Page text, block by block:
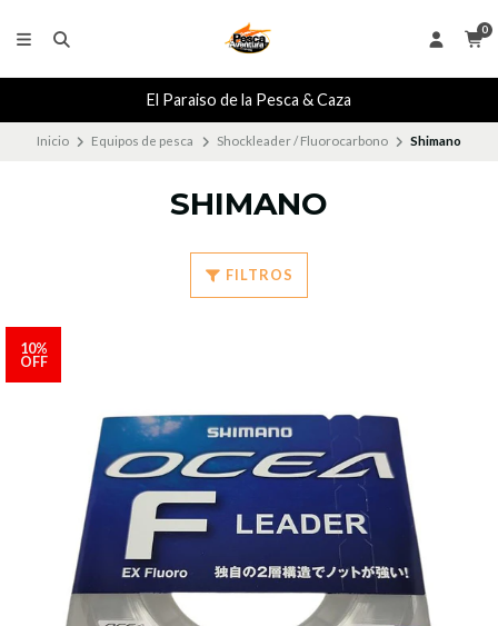
0
El Paraiso de la Pesca & Caza
Inicio Equipos de pesca Shockleader / Fluorocarbono Shimano
SHIMANO
FILTROS
10%
OFF